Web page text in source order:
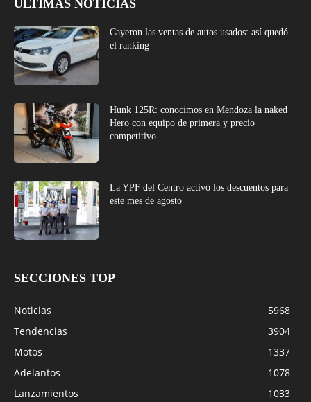
ÚLTIMAS NOTICIAS
Cayeron las ventas de autos usados: así quedó
el ranking
Hunk 125R: conocimos en Mendoza la naked
Hero con equipo de primera y precio
competitivo
La YPF del Centro activó los descuentos para
este mes de agosto
SECCIONES TOP
Noticias
5968
Tendencias
3904
Motos
1337
Adelantos
1078
Lanzamientos
1033